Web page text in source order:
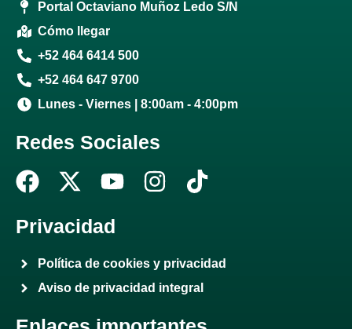
Portal Octaviano Muñoz Ledo S/N
Cómo llegar
+52 464 6414 500
+52 464 647 9700
Lunes - Viernes | 8:00am - 4:00pm
Redes Sociales
F
c
e
b
o
o
X
t
i
t
t
Y
u
u
b
e
I
a
g
r
T
t
o
k
Privacidad
Política de cookies y privacidad
Aviso de privacidad integral